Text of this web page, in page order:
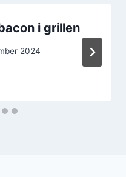
i grillen
2024